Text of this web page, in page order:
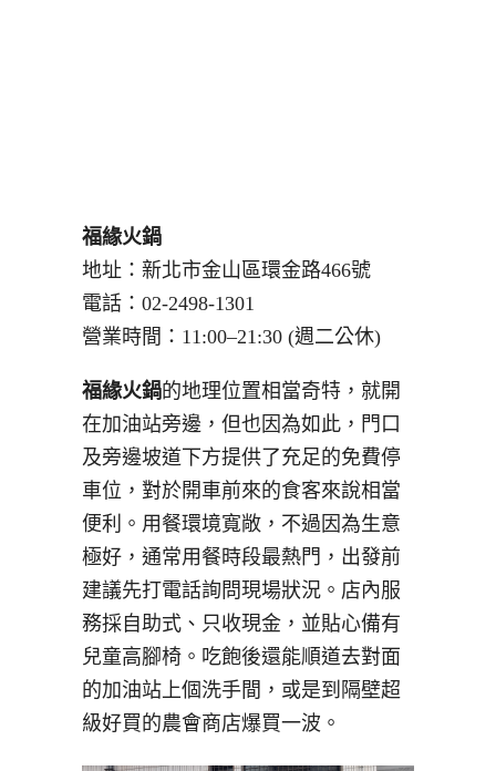
福緣火鍋
地址：新北市金山區環金路466號
電話：02-2498-1301
營業時間：11:00–21:30 (週二公休)
福緣火鍋的地理位置相當奇特，就開
在加油站旁邊，但也因為如此，門口
及旁邊坡道下方提供了充足的免費停
車位，對於開車前來的食客來說相當
便利。用餐環境寬敞，不過因為生意
極好，通常用餐時段最熱門，出發前
建議先打電話詢問現場狀況。店內服
務採自助式、只收現金，並貼心備有
兒童高腳椅。吃飽後還能順道去對面
的加油站上個洗手間，或是到隔壁超
級好買的農會商店爆買一波。